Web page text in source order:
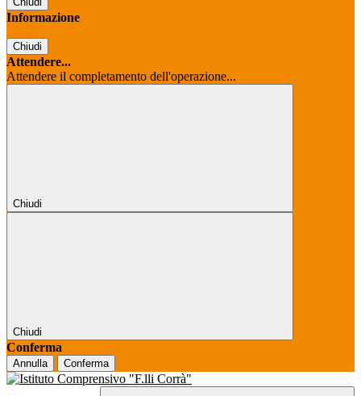
Informazione
Chiudi
Attendere...
Attendere il completamento dell'operazione...
Chiudi
Chiudi
Conferma
Annulla Conferma